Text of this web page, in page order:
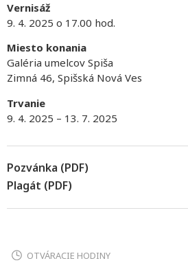
Vernisáž
9. 4. 2025 o 17.00 hod.
Miesto konania
Galéria umelcov Spiša
Zimná 46, Spišská Nová Ves
Trvanie
9. 4. 2025 – 13. 7. 2025
Pozvánka (PDF)
Plagát (PDF)
OTVÁRACIE HODINY